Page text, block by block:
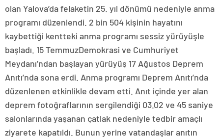
olan Yalova’da felaketin 25. yıl dönümü nedeniyle anma
programı düzenlendi. 2 bin 504 kişinin hayatını
kaybettiği kentteki anma programı sessiz yürüyüşle
başladı. 15 TemmuzDemokrasi ve Cumhuriyet
Meydanı’ndan başlayan yürüyüş 17 Ağustos Deprem
Anıtı’nda sona erdi. Anma programı Deprem Anıtı’nda
düzenlenen etkinlikle devam etti. Anıt içinde yer alan
deprem fotoğraflarının sergilendiği 03.02 ve 45 saniye
salonlarında yaşanan çatlak nedeniyle tedbir amaçlı
ziyarete kapatıldı. Bunun yerine vatandaşlar anıtın